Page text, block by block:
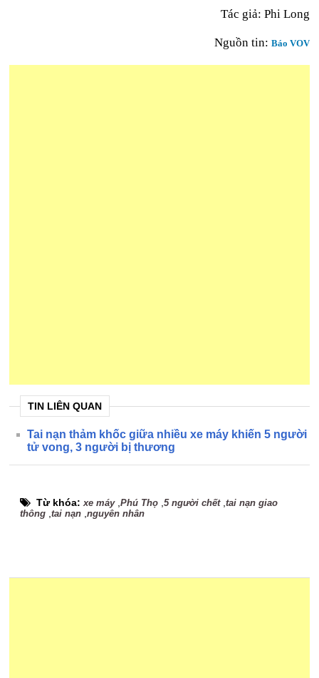
Tác giả: Phi Long
Nguồn tin: Báo VOV
TIN LIÊN QUAN
Tai nạn thảm khốc giữa nhiều xe máy khiến 5 người
tử vong, 3 người bị thương
Từ khóa:xe máy,Phú Thọ ,5 người chết,tai nạn giao
thông ,tai nạn ,nguyên nhân